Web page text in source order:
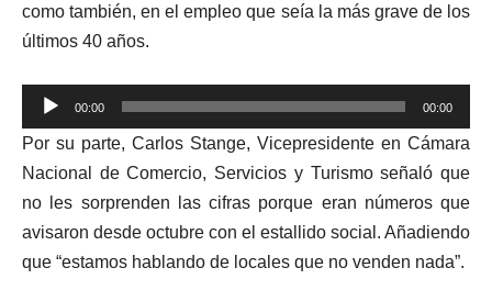
como también, en el empleo que seía la más grave de los
últimos 40 años.
Reproductor
de
audio
00:00 00:00
Por su parte, Carlos Stange, Vicepresidente en Cámara
Nacional de Comercio, Servicios y Turismo señaló que
no les sorprenden las cifras porque eran números que
avisaron desde octubre con el estallido social. Añadiendo
que “estamos hablando de locales que no venden nada”.